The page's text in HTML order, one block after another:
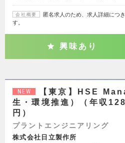
会社概要
匿名求人のため、求人詳細につ
す。
興味あり
NEW
【東京】HSE
生・環境推進）（年収
円）
プラントエンジニアリング
株式会社日立製作所